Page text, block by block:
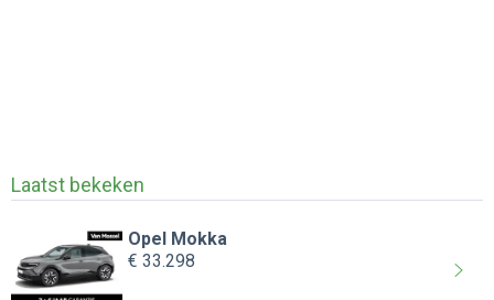
Laatst bekeken
Opel Mokka
€ 33.298